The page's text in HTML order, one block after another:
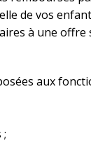
de vos
à une offre
aux